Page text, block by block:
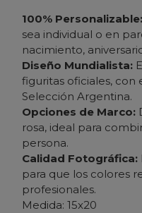
100% Personalizable:
sea individual o en
nacimiento,
Diseño Mundialista:
figuritas oficiales, con
Selección Argentina.
Opciones de Marco:
rosa, ideal para
persona.
Calidad Fotográfica:
para que los colores
profesionales.
Medida: 15x20